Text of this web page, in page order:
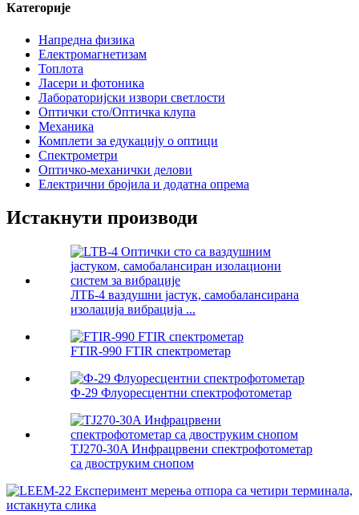
Категорије
Напредна физика
Електромагнетизам
Топлота
Ласери и фотоника
Лабораторијски извори светлости
Оптички сто/Оптичка клупа
Механика
Комплети за едукацију о оптици
Спектрометри
Оптичко-механички делови
Електрични бројила и додатна опрема
Истакнути производи
ЛТБ-4 ваздушни јастук, самобалансирана
изолација вибрација ...
FTIR-990 FTIR спектрометар
Ф-29 Флуоресцентни спектрофотометар
TJ270-30A Инфрацрвени спектрофотометар
са двоструким снопом